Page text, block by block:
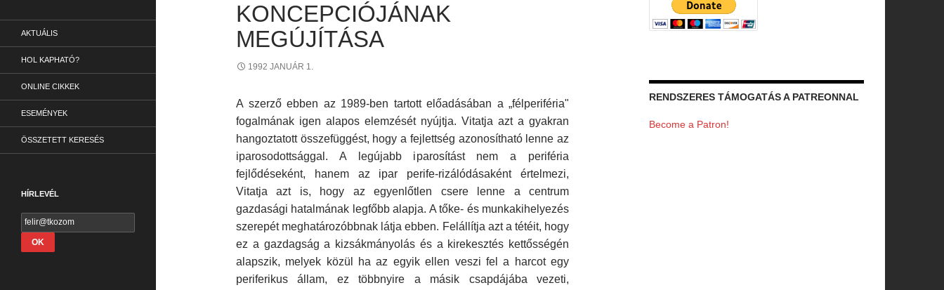
KONCEPCIÓJÁNAK
MEGÚJÍTÁSA
1992 JANUÁR 1.
A szerző ebben az 1989-ben tartott előadásában a „félperiféria"
fogalmának igen alapos elemzését nyújtja. Vitatja azt a gyakran
hangoztatott összefüggést, hogy a fejlettség azonosítható lenne az
iparosodottsággal. A legújabb iparosítást nem a periféria
fejlődéseként, hanem az ipar perife-rizálódásaként értelmezi,
Vitatja azt is, hogy az egyenlőtlen csere lenne a centrum
gazdasági hatalmának legfőbb alapja. A tőke- és munkakihelyezés
szerepét meghatározóbbnak látja ebben. Felállítja azt a tétéit, hogy
ez a gazdagság a kizsákmányolás és a kirekesztés kettősségén
alapszik, melyek közül ha az egyik ellen veszi fel a harcot egy
periferikus állam, ez többnyire a másik csapdájába vezeti,
RENDSZERES TÁMOGATÁS A PATREONNAL
Become a Patron!
AKTUÁLIS
HOL KAPHATÓ?
ONLINE CIKKEK
ESEMÉNYEK
ÖSSZETETT KERESÉS
HÍRLEVÉL